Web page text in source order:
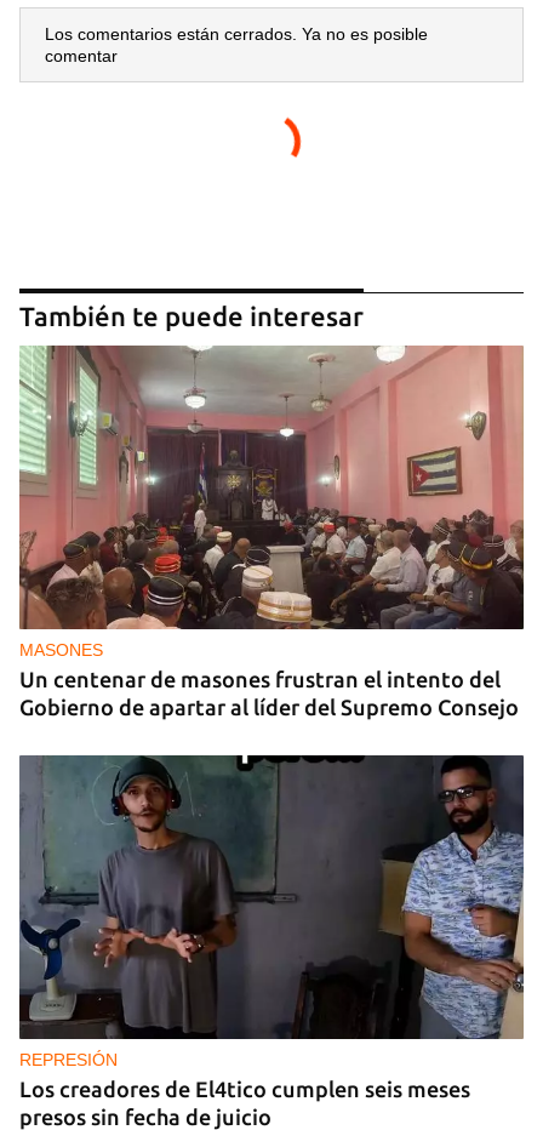
Los comentarios están cerrados. Ya no es posible
comentar
También te puede interesar
MASONES
Un centenar de masones frustran el intento del
Gobierno de apartar al líder del Supremo Consejo
REPRESIÓN
Los creadores de El4tico cumplen seis meses
presos sin fecha de juicio